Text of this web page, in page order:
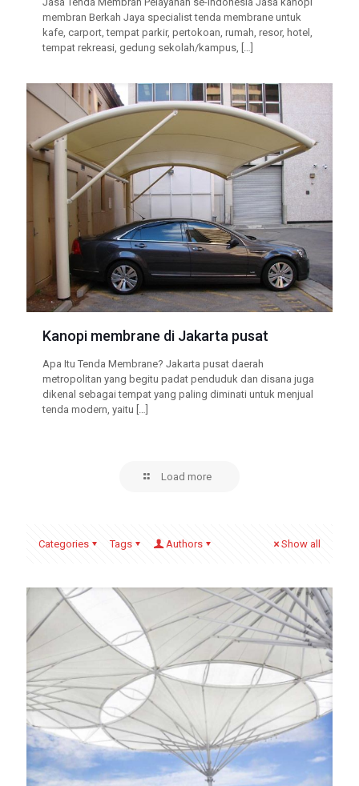
membran Berkah Jaya specialist tenda membrane untuk
kafe, carport, tempat parkir, pertokoan, rumah, resor, hotel,
tempat rekreasi, gedung sekolah/kampus, […]
Kanopi membrane di Jakarta pusat
Apa Itu Tenda Membrane? Jakarta pusat daerah
metropolitan yang begitu padat penduduk dan disana juga
dikenal sebagai tempat yang paling diminati untuk menjual
tenda modern, yaitu […]
Load more
Categories Tags Authors Show all